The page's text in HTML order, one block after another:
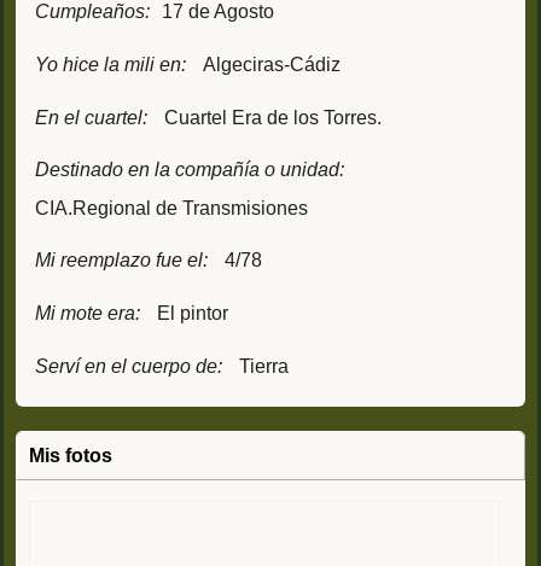
Cumpleaños: 17 de Agosto
Yo hice la mili en: Algeciras-Cádiz
En el cuartel: Cuartel Era de los Torres.
Destinado en la compañía o unidad:
CIA.Regional de Transmisiones
Mi reemplazo fue el: 4/78
Mi mote era: El pintor
Serví en el cuerpo de: Tierra
Mis fotos